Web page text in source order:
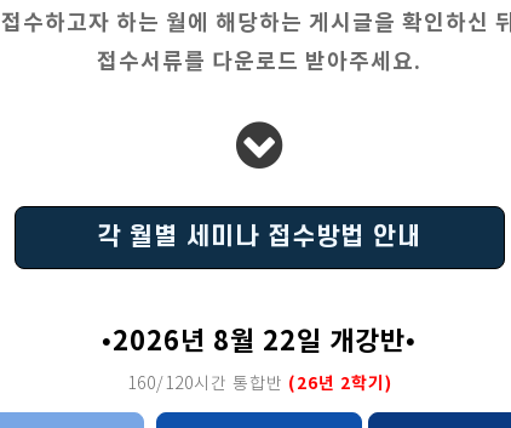
접수하고자 하는 월에 해당하는 게시글을 확인하신 뒤
접수서류를 다운로드 받아주세요.
각 월별 세미나 접수방법 안내
•2026년 8월 22일 개강반•
160/120시간 통합반 (26년 2학기)